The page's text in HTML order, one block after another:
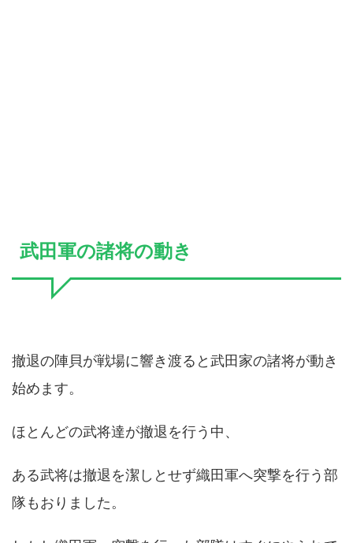
武田軍の諸将の動き
撤退の陣貝が戦場に響き渡ると武田家の諸将が動き
始めます。
ほとんどの武将達が撤退を行う中、
ある武将は撤退を潔しとせず織田軍へ突撃を行う部
隊もおりました。